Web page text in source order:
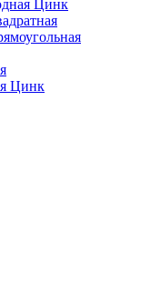
Цинк
Цинк